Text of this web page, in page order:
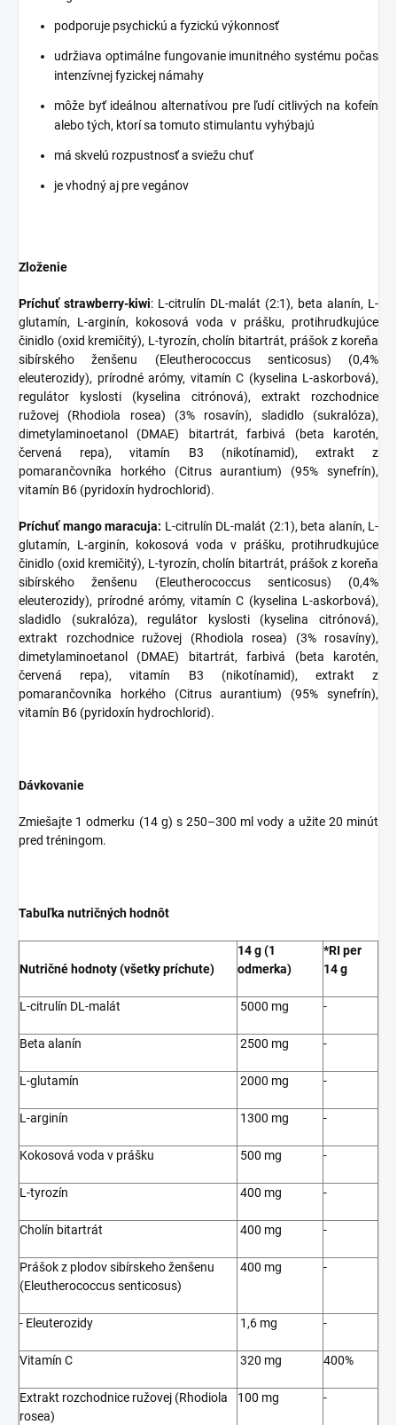
podporuje psychickú a fyzickú výkonnosť
udržiava optimálne fungovanie imunitného systému počas
intenzívnej fyzickej námahy
môže byť ideálnou alternatívou pre ľudí citlivých na kofeín
alebo tých, ktorí sa tomuto stimulantu vyhýbajú
má skvelú rozpustnosť a sviežu chuť
je vhodný aj pre vegánov
Zloženie
Príchuť strawberry-kiwi: L-citrulín DL-malát (2:1), beta alanín, L-
glutamín, L-arginín, kokosová voda v prášku, protihrudkujúce
činidlo (oxid kremičitý), L-tyrozín, cholín bitartrát, prášok z koreňa
sibírského ženšenu (Eleutherococcus senticosus) (0,4%
eleuterozidy), prírodné arómy, vitamín C (kyselina L-askorbová),
regulátor kyslosti (kyselina citrónová), extrakt rozchodnice
ružovej (Rhodiola rosea) (3% rosavín), sladidlo (sukralóza),
dimetylaminoetanol (DMAE) bitartrát, farbivá (beta karotén,
červená repa), vitamín B3 (nikotínamid), extrakt z
pomarančovníka horkého (Citrus aurantium) (95% synefrín),
vitamín B6 (pyridoxín hydrochlorid).
Príchuť mango maracuja: L-citrulín DL-malát (2:1), beta alanín, L-
glutamín, L-arginín, kokosová voda v prášku, protihrudkujúce
činidlo (oxid kremičitý), L-tyrozín, cholín bitartrát, prášok z koreňa
sibírského ženšenu (Eleutherococcus senticosus) (0,4%
eleuterozidy), prírodné arómy, vitamín C (kyselina L-askorbová),
sladidlo (sukralóza), regulátor kyslosti (kyselina citrónová),
extrakt rozchodnice ružovej (Rhodiola rosea) (3% rosavíny),
dimetylaminoetanol (DMAE) bitartrát, farbivá (beta karotén,
červená repa), vitamín B3 (nikotínamid), extrakt z
pomarančovníka horkého (Citrus aurantium) (95% synefrín),
vitamín B6 (pyridoxín hydrochlorid).
Dávkovanie
Zmiešajte 1 odmerku (14 g) s 250–300 ml vody a užite 20 minút
pred tréningom.
Tabuľka nutričných hodnôt
Nutričné hodnoty (všetky príchute)
14 g (1
odmerka)
*RI per
14 g
L-citrulín DL-malát 5000 mg -
Beta alanín 2500 mg -
L-glutamín 2000 mg -
L-arginín 1300 mg -
Kokosová voda v prášku 500 mg -
L-tyrozín 400 mg -
Cholín bitartrát 400 mg -
Prášok z plodov sibírskeho ženšenu
(Eleutherococcus senticosus)
400 mg -
- Eleuterozidy 1,6 mg -
Vitamín C 320 mg 400%
Extrakt rozchodnice ružovej (Rhodiola
rosea)
100 mg -